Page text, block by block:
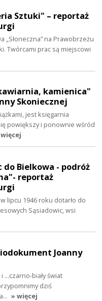
Sztuki" – reportaż
„Słoneczna” na Prawobrzeżu
Twórcami prac są miejscowi
kamienica"
Skoniecznej
jest księgarnia
powiększy i ponownie wśród
do Bielkowa - podróż
reportaż
lipcu 1946 roku dotarło do
Sąsiadowic, wsi
Joanny
...czarno-biały świat
dziś
» więcej